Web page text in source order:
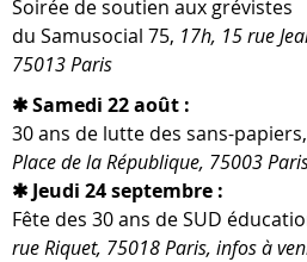
Soirée de sou­tien aux gré­vistes
du Samusocial 75, 17h, 15 rue
75013 Paris
✱ Samedi 22 août :
30 ans de lutte des sans-​
Place de la République, 75003
✱ Jeudi 24 septembre :
Fête des 30 ans de SUD
rue Riquet, 75018 Paris, infos à